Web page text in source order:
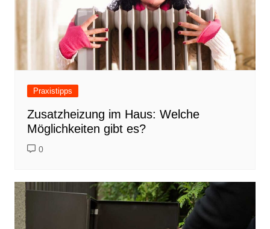
Praxistipps
Zusatzheizung im Haus: Welche
Möglichkeiten gibt es?
0